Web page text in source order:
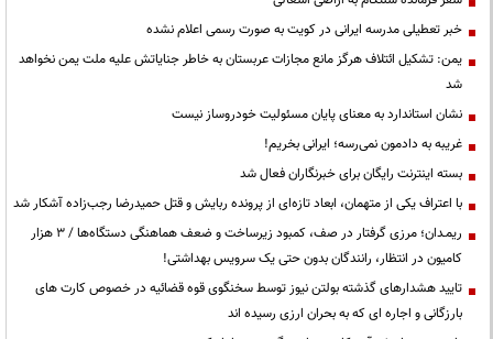
خبر تعطیلی مدرسه ایرانی در کویت به صورت رسمی اعلام نشده
یمن: تشکیل ائتلاف هرگز مانع مجازات عربستان به خاطر جنایاتش علیه ملت یمن نخواهد
شد
نشان استاندارد به معنای پایان مسئولیت خودروساز نیست
غریبه به دادمون نمی‌رسه؛ ایرانی بخریم!
بسته اینترنت رایگان برای خبرنگاران فعال شد
با اعتراف یکی از متهمان، ابعاد تازه‌ای از پرونده ربایش و قتل حمیدرضا رجب‌زاده آشکار شد
ریمـدان؛ مرزی گرفتار در صف، کمبود زیرساخت و ضعف هماهنگی دستگاه‌ها / ۳ هزار
کامیون در انتظار، رانندگان بدون حتی یک سرویس بهداشتی!
تایید هشدارهای گذشته بولتن نیوز توسط سخنگوی قوه قضائیه در خصوص کارت های
بارزگانی و اجاره ای که به بحران ارزی رسیده اند